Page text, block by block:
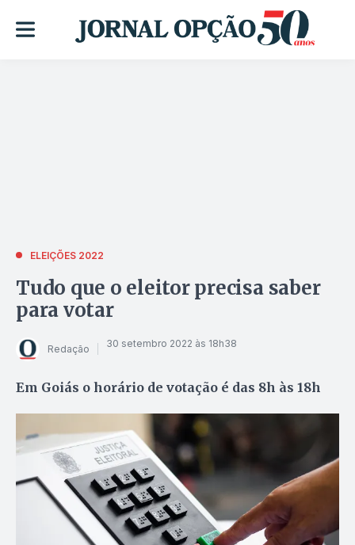
ELEIÇÕES 2022
Tudo que o eleitor precisa saber
para votar
Redação 30 setembro 2022 às 18h38
Em Goiás o horário de votação é das 8h às 18h